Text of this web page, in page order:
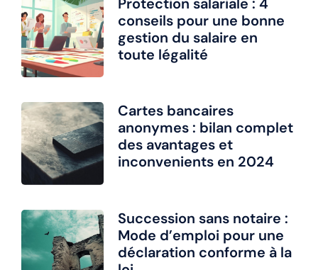
conseils pour une bonne
gestion du salaire en
toute légalité
Cartes bancaires
anonymes : bilan complet
des avantages et
inconvenients en 2024
Succession sans notaire :
Mode d’emploi pour une
déclaration conforme à la